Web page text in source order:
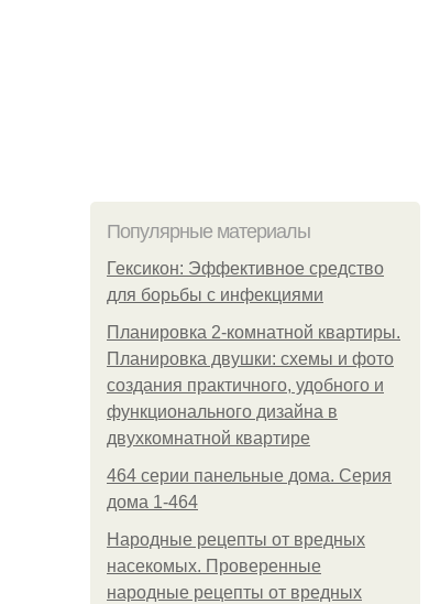
Популярные материалы
Гексикон: Эффективное средство
для борьбы с инфекциями
Планировка 2-комнатной квартиры.
Планировка двушки: схемы и фото
создания практичного, удобного и
функционального дизайна в
двухкомнатной квартире
464 серии панельные дома. Серия
дома 1-464
Народные рецепты от вредных
насекомых. Проверенные
народные рецепты от вредных